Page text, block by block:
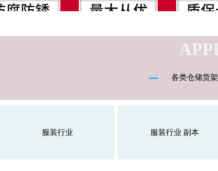
服装行业
各类仓储货
服装行业 副本